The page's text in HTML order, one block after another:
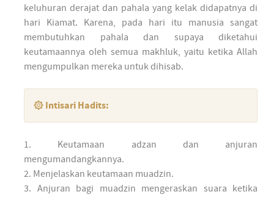
keluhuran derajat dan pahala yang kelak didapatnya di
hari Kiamat. Karena, pada hari itu manusia sangat
membutuhkan pahala dan supaya diketahui
keutamaannya oleh semua makhluk, yaitu ketika Allah
mengumpulkan mereka untuk dihisab.
۞ Intisari Hadits:
1. Keutamaan adzan dan anjuran
mengumandangkannya.
2. Menjelaskan keutamaan muadzin.
3. Anjuran bagi muadzin mengeraskan suara ketika